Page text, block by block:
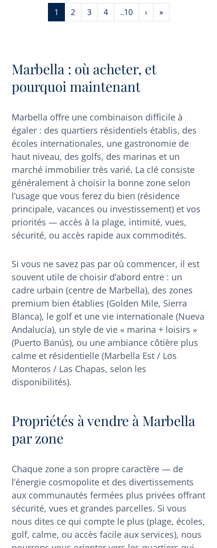
1 2 3 4 ..10 › »
Marbella : où acheter, et
pourquoi maintenant
Marbella offre une combinaison difficile à
égaler : des quartiers résidentiels établis, des
écoles internationales, une gastronomie de
haut niveau, des golfs, des marinas et un
marché immobilier très varié. La clé consiste
généralement à choisir la bonne zone selon
l’usage que vous ferez du bien (résidence
principale, vacances ou investissement) et vos
priorités — accès à la plage, intimité, vues,
sécurité, ou accès rapide aux commodités.
Si vous ne savez pas par où commencer, il est
souvent utile de choisir d’abord entre : un
cadre urbain (centre de Marbella), des zones
premium bien établies (Golden Mile, Sierra
Blanca), le golf et une vie internationale (Nueva
Andalucía), un style de vie « marina + loisirs »
(Puerto Banús), ou une ambiance côtière plus
calme et résidentielle (Marbella Est / Los
Monteros / Las Chapas, selon les
disponibilités).
Propriétés à vendre à Marbella
par zone
Chaque zone a son propre caractère — de
l’énergie cosmopolite et des divertissements
aux communautés fermées plus privées offrant
sécurité, vues et grandes parcelles. Si vous
nous dites ce qui compte le plus (plage, écoles,
golf, calme, ou accès facile aux services), nous